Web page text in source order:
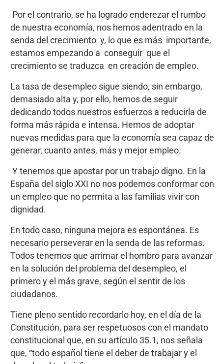
Por el contrario, se ha logrado enderezar el rumbo
de nuestra economía, nos hemos adentrado en la
senda del crecimiento y, lo que es más importante,
estamos empezando a conseguir que el
crecimiento se traduzca en creación de empleo.
La tasa de desempleo sigue siendo, sin embargo,
demasiado alta y, por ello, hemos de seguir
dedicando todos nuestros esfuerzos a reducirla de
forma más rápida e intensa. Hemos de adoptar
nuevas medidas para que la economía sea capaz de
generar, cuanto antes, más y mejor empleo.
Y tenemos que apostar por un trabajo digno. En la
España del siglo XXI no nos podemos conformar con
un empleo que no permita a las familias vivir con
dignidad.
En todo caso, ninguna mejora es espontánea. Es
necesario perseverar en la senda de las reformas.
Todos tenemos que arrimar el hombro para avanzar
en la solución del problema del desempleo, el
primero y el más grave, según el sentir de los
ciudadanos.
Tiene pleno sentido recordarlo hoy, en el día de la
Constitución, para ser respetuosos con el mandato
constitucional que, en su artículo 35.1, nos señala
que, “todo español tiene el deber de trabajar y el